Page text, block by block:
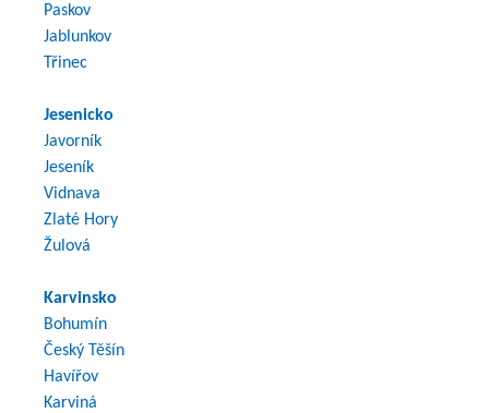
Paskov
Jablunkov
Třinec
Jesenicko
Javorník
Jeseník
Vidnava
Zlaté Hory
Žulová
Karvinsko
Bohumín
Český Těšín
Havířov
Karviná